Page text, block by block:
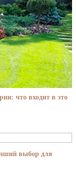
что входит в это
выбор для